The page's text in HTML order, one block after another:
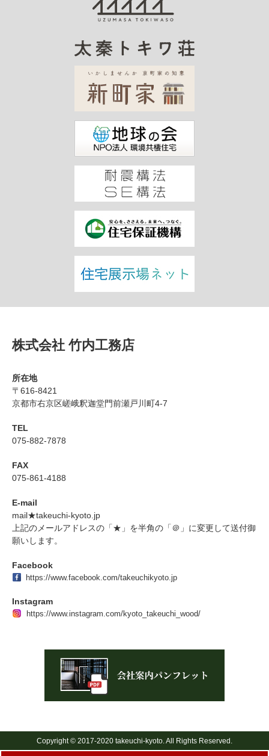
株式会社 竹内工務店
所在地
〒616-8421
京都市右京区嵯峨釈迦堂門前瀬戸川町4-7
TEL
075-882-7878
FAX
075-861-4188
E-mail
mail★takeuchi-kyoto.jp
上記のメールアドレスの「★」を半角の「＠」に変更して送付御
願いします。
Facebook
https://www.facebook.com/takeuchikyoto.jp
Instagram
https://www.instagram.com/kyoto_takeuchi_wood/
Copyright © 2017-2020 takeuchi-kyoto. All Rights Reserved.